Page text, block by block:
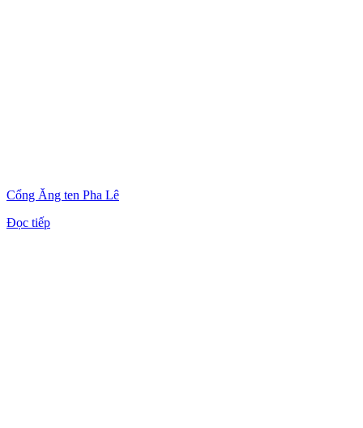
Cổng Ăng ten Pha Lê
Đọc tiếp